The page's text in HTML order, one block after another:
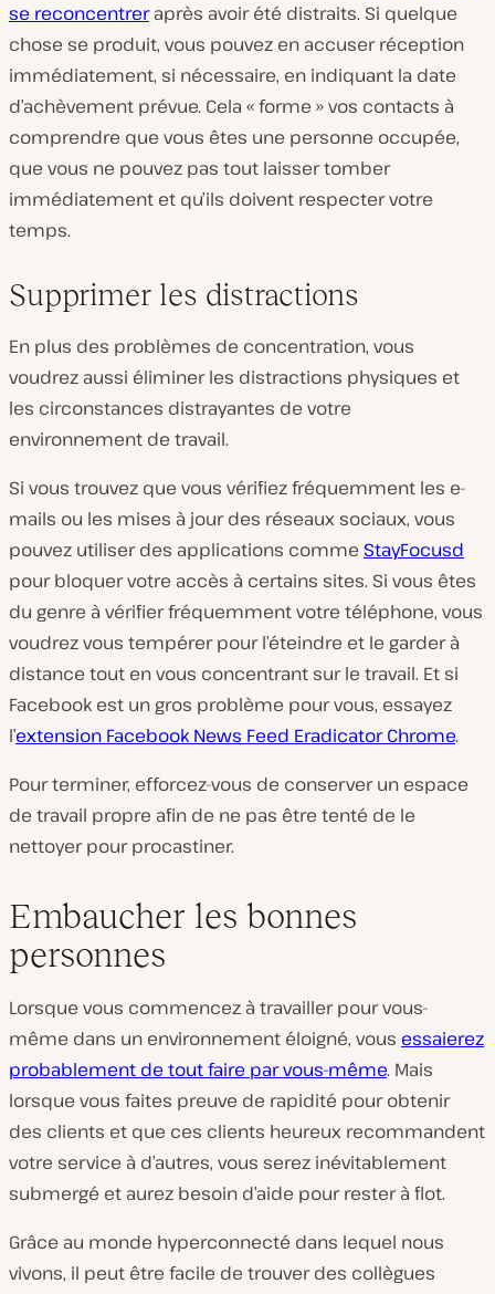
se reconcentreraprès avoir été distraits. Si quelque
chose se produit, vous pouvez en accuser réception
immédiatement, si nécessaire, en indiquant la date
d’achèvement prévue. Cela « forme » vos contacts à
comprendre que vous êtes une personne occupée,
que vous ne pouvez pas tout laisser tomber
immédiatement et qu’ils doivent respecter votre
temps.
Supprimer les distractions
En plus des problèmes de concentration, vous
voudrez aussi éliminer les distractions physiques et
les circonstances distrayantes de votre
environnement de travail.
Si vous trouvez que vous vérifiez fréquemment les e-
mails ou les mises à jour des réseaux sociaux, vous
pouvez utiliser des applications comme StayFocusd
pour bloquer votre accès à certains sites. Si vous êtes
du genre à vérifier fréquemment votre téléphone, vous
voudrez vous tempérer pour l’éteindre et le garder à
distance tout en vous concentrant sur le travail. Et si
Facebook est un gros problème pour vous, essayez
l’extension Facebook News Feed Eradicator Chrome.
Pour terminer, efforcez-vous de conserver un espace
de travail propre afin de ne pas être tenté de le
nettoyer pour procastiner.
Embaucher les bonnes
personnes
Lorsque vous commencez à travailler pour vous-
même dans un environnement éloigné, vous essaierez
probablement de tout faire par vous-même. Mais
lorsque vous faites preuve de rapidité pour obtenir
des clients et que ces clients heureux recommandent
votre service à d’autres, vous serez inévitablement
submergé et aurez besoin d’aide pour rester à flot.
Grâce au monde hyperconnecté dans lequel nous
vivons, il peut être facile de trouver des collègues